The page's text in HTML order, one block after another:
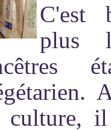
C'est
plus
culture, il